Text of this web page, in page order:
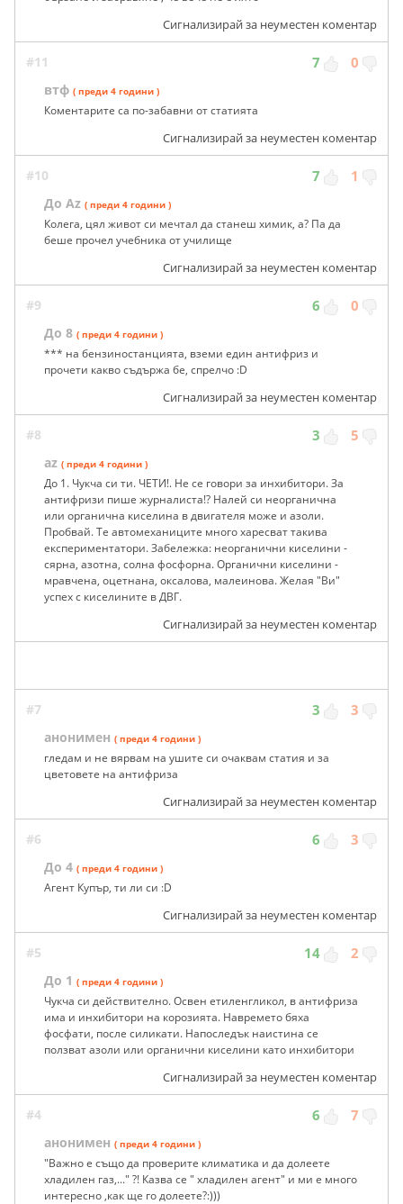
Сигнализирай за неуместен коментар
#11 7 0
втф ( преди 4 години )
Коментарите са по-забавни от статията
Сигнализирай за неуместен коментар
#10 7 1
До Az ( преди 4 години )
Колега, цял живот си мечтал да станеш химик, а? Па да
беше прочел учебника от училище
Сигнализирай за неуместен коментар
#9 6 0
До 8 ( преди 4 години )
*** на бензиностанцията, вземи един антифриз и
прочети какво съдържа бе, спрелчо :D
Сигнализирай за неуместен коментар
#8 3 5
az ( преди 4 години )
До 1. Чукча си ти. ЧЕТИ!. Не се говори за инхибитори. За
антифризи пише журналиста!? Налей си неорганична
или органична киселина в двигателя може и азоли.
Пробвай. Те автомеханиците много харесват такива
експериментатори. Забележка: неорганични киселини -
сярна, азотна, солна фосфорна. Органични киселини -
мравчена, оцетнана, оксалова, малеинова. Желая "Ви"
успех с киселините в ДВГ.
Сигнализирай за неуместен коментар
#7 3 3
анонимен ( преди 4 години )
гледам и не вярвам на ушите си очаквам статия и за
цветовете на антифриза
Сигнализирай за неуместен коментар
#6 6 3
До 4 ( преди 4 години )
Агент Купър, ти ли си :D
Сигнализирай за неуместен коментар
#5 14 2
До 1 ( преди 4 години )
Чукча си действително. Освен етиленгликол, в антифриза
има и инхибитори на корозията. Навремето бяха
фосфати, после силикати. Напоследък наистина се
ползват азоли или органични киселини като инхибитори
Сигнализирай за неуместен коментар
#4 6 7
анонимен ( преди 4 години )
"Важно е също да проверите климатика и да долеете
хладилен газ,..." ?! Казва се " хладилен агент" и ми е много
интересно ,как ще го долеете?:)))